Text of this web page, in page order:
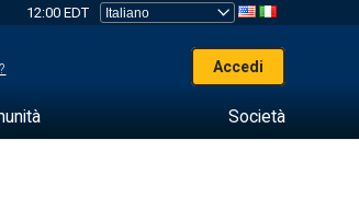
12:00 EDT
Accedi
Società